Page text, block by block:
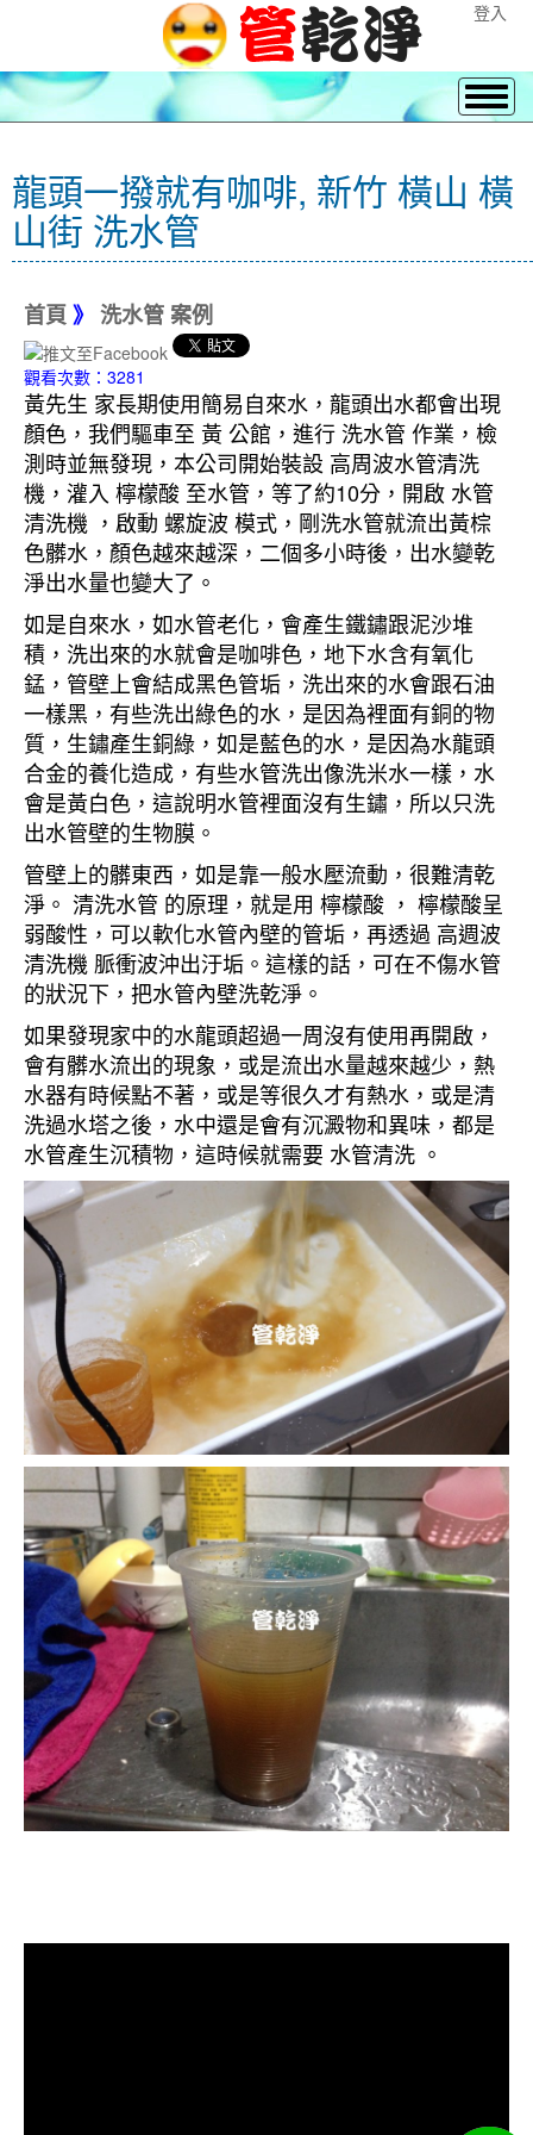
登入
龍頭一撥就有咖啡, 新竹 橫山 橫
山街 洗水管
首頁 》 洗水管 案例
觀看次數：3281
黃先生 家長期使用簡易自來水，龍頭出水都會出現
顏色，我們驅車至 黃 公館，進行 洗水管 作業，檢
測時並無發現，本公司開始裝設 高周波水管清洗
機，灌入 檸檬酸 至水管，等了約10分，開啟 水管
清洗機 ，啟動 螺旋波 模式，剛洗水管就流出黃棕
色髒水，顏色越來越深，二個多小時後，出水變乾
淨出水量也變大了。
如是自來水，如水管老化，會產生鐵鏽跟泥沙堆
積，洗出來的水就會是咖啡色，地下水含有氧化
錳，管壁上會結成黑色管垢，洗出來的水會跟石油
一樣黑，有些洗出綠色的水，是因為裡面有銅的物
質，生鏽產生銅綠，如是藍色的水，是因為水龍頭
合金的養化造成，有些水管洗出像洗米水一樣，水
會是黃白色，這說明水管裡面沒有生鏽，所以只洗
出水管壁的生物膜。
管壁上的髒東西，如是靠一般水壓流動，很難清乾
淨。 清洗水管 的原理，就是用 檸檬酸 ， 檸檬酸呈
弱酸性，可以軟化水管內壁的管垢，再透過 高週波
清洗機 脈衝波沖出汙垢。這樣的話，可在不傷水管
的狀況下，把水管內壁洗乾淨。
如果發現家中的水龍頭超過一周沒有使用再開啟，
會有髒水流出的現象，或是流出水量越來越少，熱
水器有時候點不著，或是等很久才有熱水，或是清
洗過水塔之後，水中還是會有沉澱物和異味，都是
水管產生沉積物，這時候就需要 水管清洗 。